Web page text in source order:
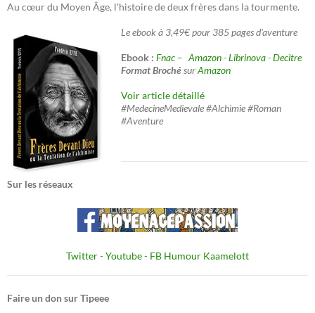
Au cœur du Moyen Âge, l'histoire de deux frères dans la tourmente.
Le ebook à 3,49€ pour 385 pages d'aventure
Ebook : Fnac – Amazon-Librinova-Decitre
Format BrochésurAmazon
Voir article détaillé
#MedecineMedievale #Alchimie #Roman
#Aventure
Sur les réseaux
Twitter- Youtube- FB Humour Kaamelott
Faire un don sur Tipeee